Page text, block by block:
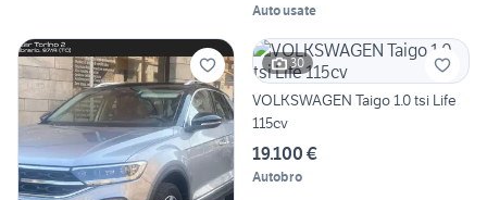
Auto usate
30
VOLKSWAGEN Taigo 1.0 tsi Life
115cv
19.100 €
Autobro